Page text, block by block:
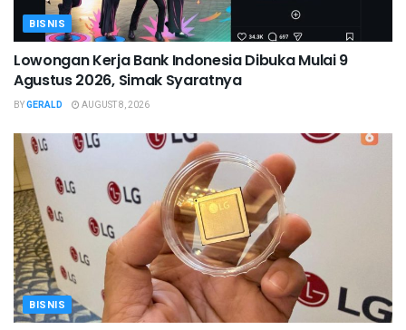
BISNIS
Lowongan Kerja Bank Indonesia Dibuka Mulai 9
Agustus 2026, Simak Syaratnya
BYGERALD AUGUST 8, 2026
BISNIS